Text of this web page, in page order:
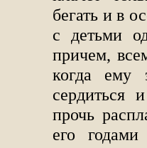
бегать и в
с детьми
причем,
когда ему
сердиться
прочь
его